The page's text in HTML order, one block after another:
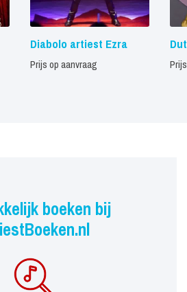
Diabolo artiest Ezra
Prijs op aanvraag
boeken bij